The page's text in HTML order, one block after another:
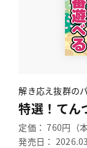
解き応え抜群の
特選！てん
定価： 760円（
発売日：